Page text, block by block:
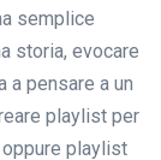
semplice
storia, evocare
a pensare a un
playlist per
playlist